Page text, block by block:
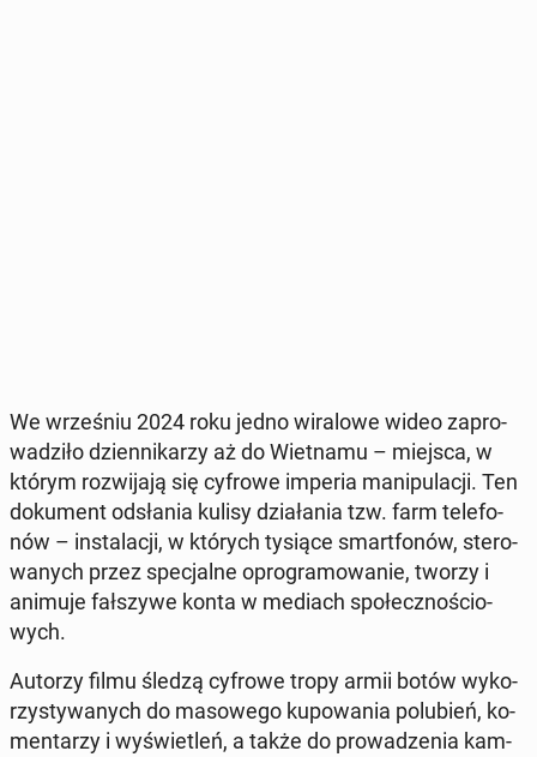
We wrze­śniu 2024 roku jedno wi­ra­lo­we wideo za­pro­
wa­dzi­ło dzien­ni­ka­rzy aż do Wiet­na­mu – miejsca, w
którym roz­wi­ja­ją się cyfrowe imperia ma­ni­pu­la­cji. Ten
do­ku­ment od­sła­nia kulisy dzia­ła­nia tzw. farm te­le­fo­
nów – in­sta­la­cji, w których tysiące smart­fo­nów, ste­ro­
wa­nych przez spe­cjal­ne opro­gra­mo­wa­nie, tworzy i
animuje fał­szy­we konta w mediach spo­łecz­no­ścio­
wych.
Autorzy filmu śledzą cyfrowe tropy armii botów wy­ko­
rzy­sty­wa­nych do ma­so­we­go ku­po­wa­nia po­lu­bień, ko­
men­ta­rzy i wy­świe­tleń, a także do pro­wa­dze­nia kam­